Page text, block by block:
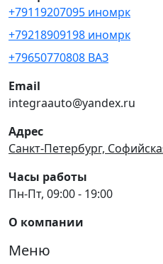
+79119207095 иномрк
+79218909198 иномрк
+79650770808 ВАЗ
Email
integraauto@yandex.ru
Адрес
Санкт-Петербург,
Часы работы
Пн-Пт, 09:00 - 19:00
О компании
Меню